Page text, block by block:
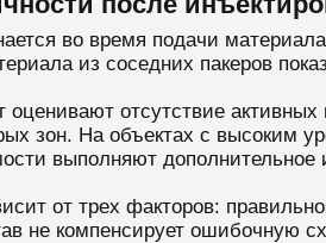
во время подачи
из соседних пакеров
отсутствие активных
зон. На объектах с высоким
выполняют дополнительное
от трех факторов:
не компенсирует ошибочную